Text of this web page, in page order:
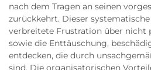
nach dem Tragen an seinen
zurückkehrt. Dieser
verbreitete Frustration über nicht
sowie die Enttäuschung,
entdecken, die durch
sind. Die organisatorischen